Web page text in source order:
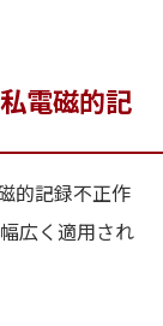
電磁的記
的記録不正作
広く適用され